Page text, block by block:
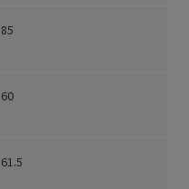
85
60
61.5